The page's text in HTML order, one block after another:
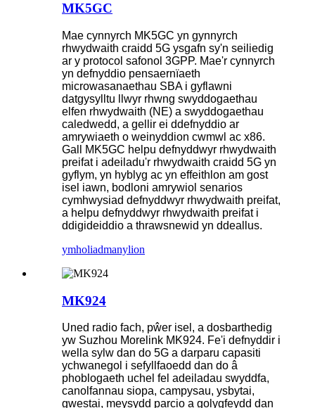
MK5GC
Mae cynnyrch MK5GC yn gynnyrch
rhwydwaith craidd 5G ysgafn sy'n seiliedig
ar y protocol safonol 3GPP. Mae'r cynnyrch
yn defnyddio pensaernïaeth
microwasanaethau SBA i gyflawni
datgysylltu llwyr rhwng swyddogaethau
elfen rhwydwaith (NE) a swyddogaethau
caledwedd, a gellir ei ddefnyddio ar
amrywiaeth o weinyddion cwmwl ac x86.
Gall MK5GC helpu defnyddwyr rhwydwaith
preifat i adeiladu'r rhwydwaith craidd 5G yn
gyflym, yn hyblyg ac yn effeithlon am gost
isel iawn, bodloni amrywiol senarios
cymhwysiad defnyddwyr rhwydwaith preifat,
a helpu defnyddwyr rhwydwaith preifat i
ddigideiddio a thrawsnewid yn ddeallus.
ymholiadmanylion
MK924
Uned radio fach, pŵer isel, a dosbarthedig
yw Suzhou Morelink MK924. Fe'i defnyddir i
wella sylw dan do 5G a darparu capasiti
ychwanegol i sefyllfaoedd dan do â
phoblogaeth uchel fel adeiladau swyddfa,
canolfannau siopa, campysau, ysbytai,
gwestai, meysydd parcio a golygfeydd dan